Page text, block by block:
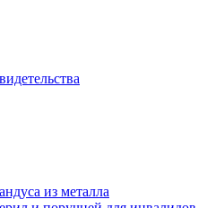
из металла